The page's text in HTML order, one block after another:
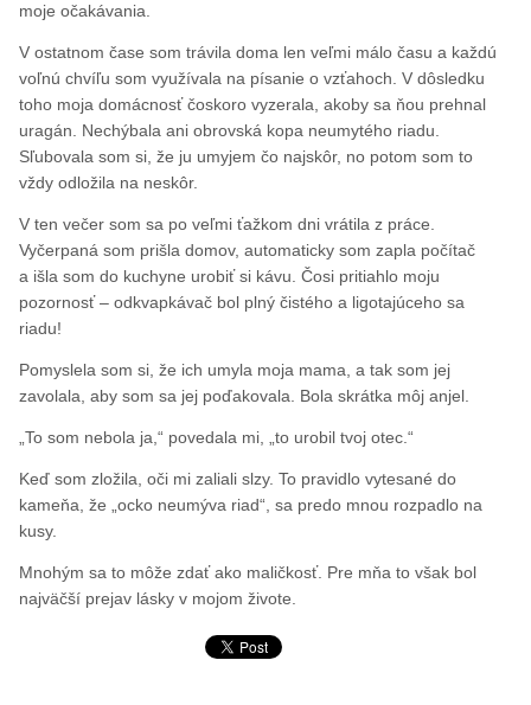
moje očakávania.
V ostatnom čase som trávila doma len veľmi málo času a každú
voľnú chvíľu som využívala na písanie o vzťahoch. V dôsledku
toho moja domácnosť čoskoro vyzerala, akoby sa ňou prehnal
uragán. Nechýbala ani obrovská kopa neumytého riadu.
Sľubovala som si, že ju umyjem čo najskôr, no potom som to
vždy odložila na neskôr.
V ten večer som sa po veľmi ťažkom dni vrátila z práce.
Vyčerpaná som prišla domov, automaticky som zapla počítač
a išla som do kuchyne urobiť si kávu. Čosi pritiahlo moju
pozornosť – odkvapkávač bol plný čistého a ligotajúceho sa
riadu!
Pomyslela som si, že ich umyla moja mama, a tak som jej
zavolala, aby som sa jej poďakovala. Bola skrátka môj anjel.
„To som nebola ja,“ povedala mi, „to urobil tvoj otec.“
Keď som zložila, oči mi zaliali slzy. To pravidlo vytesané do
kameňa, že „ocko neumýva riad“, sa predo mnou rozpadlo na
kusy.
Mnohým sa to môže zdať ako maličkosť. Pre mňa to však bol
najväčší prejav lásky v mojom živote.